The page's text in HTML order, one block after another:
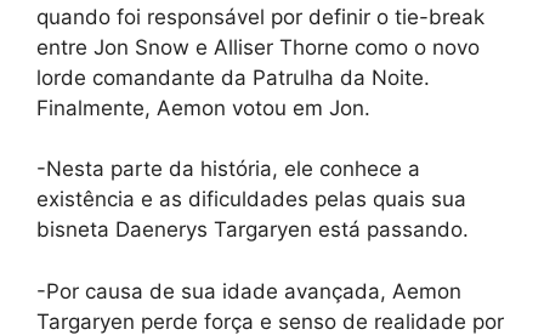
quando foi responsável por definir o tie-break
entre Jon Snow e Alliser Thorne como o novo
lorde comandante da Patrulha da Noite.
Finalmente, Aemon votou em Jon.
-Nesta parte da história, ele conhece a
existência e as dificuldades pelas quais sua
bisneta Daenerys Targaryen está passando.
-Por causa de sua idade avançada, Aemon
Targaryen perde força e senso de realidade por